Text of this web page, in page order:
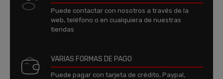
Puede contactar con nosotros a través de la
web, teléfono o en cualquiera de nuestras
tiendas
VARIAS FORMAS DE PAGO
Puede pagar con tarjeta de crédito, Paypal,